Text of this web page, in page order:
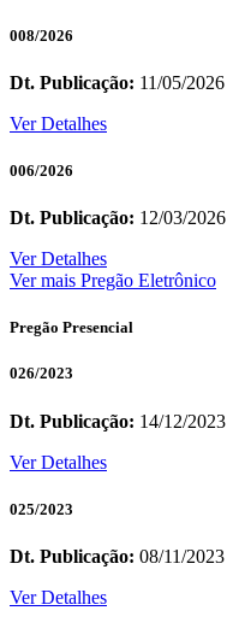
008/2026
Dt. Publicação: 11/05/2026
Ver Detalhes
006/2026
Dt. Publicação: 12/03/2026
Ver Detalhes
Ver mais Pregão Eletrônico
Pregão Presencial
026/2023
Dt. Publicação: 14/12/2023
Ver Detalhes
025/2023
Dt. Publicação: 08/11/2023
Ver Detalhes